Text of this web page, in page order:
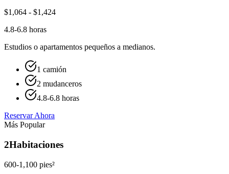
$1,064 - $1,424
4.8-6.8 horas
Estudios o apartamentos pequeños a medianos.
1 camión
2 mudanceros
4.8-6.8 horas
Reservar Ahora
Más Popular
2Habitaciones
600-1,100 pies²